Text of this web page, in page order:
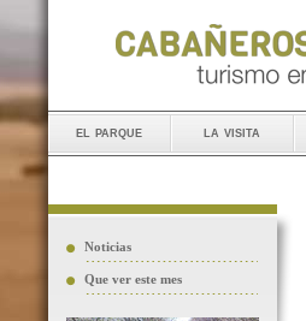
el parque la visita
Noticias
Que ver este mes